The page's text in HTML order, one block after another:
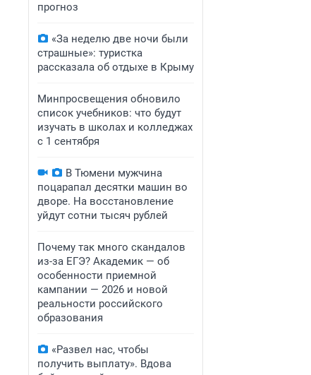
прогноз
«За неделю две ночи были
страшные»: туристка
рассказала об отдыхе в Крыму
Минпросвещения обновило
список учебников: что будут
изучать в школах и колледжах
с 1 сентября
В Тюмени мужчина
поцарапал десятки машин во
дворе. На восстановление
уйдут сотни тысяч рублей
Почему так много скандалов
из-за ЕГЭ? Академик — об
особенности приемной
кампании — 2026 и новой
реальности российского
образования
«Развел нас, чтобы
получить выплату». Вдова